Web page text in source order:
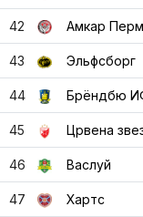
42 Амкар
43 Эльфсборг
44 Брёндбю
45 Црвена
46 Васлуй
47 Хартс